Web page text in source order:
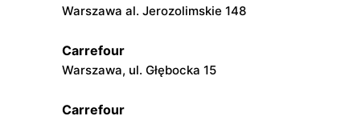
Warszawa al. Jerozolimskie 148
Carrefour
Warszawa, ul. Głębocka 15
Carrefour